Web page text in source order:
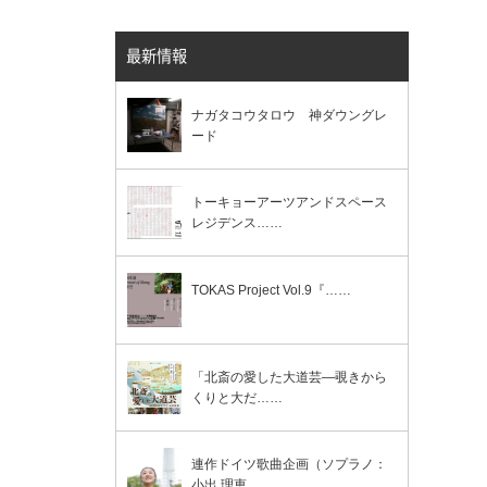
最新情報
ナガタコウタロウ 神ダウングレ
ード
トーキョーアーツアンドスペース
レジデンス……
TOKAS Project Vol.9『……
「北斎の愛した大道芸―覗きから
くりと大だ……
連作ドイツ歌曲企画（ソプラノ：